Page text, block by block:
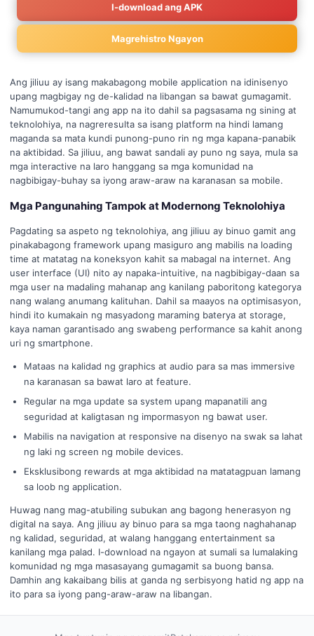
I-download ang APK
Magrehistro Ngayon
Ang jiliuu ay isang makabagong mobile application na idinisenyo
upang magbigay ng de-kalidad na libangan sa bawat gumagamit.
Namumukod-tangi ang app na ito dahil sa pagsasama ng sining at
teknolohiya, na nagreresulta sa isang platform na hindi lamang
maganda sa mata kundi punong-puno rin ng mga kapana-panabik
na aktibidad. Sa jiliuu, ang bawat sandali ay puno ng saya, mula sa
mga interactive na laro hanggang sa mga komunidad na
nagbibigay-buhay sa iyong araw-araw na karanasan sa mobile.
Mga Pangunahing Tampok at Modernong Teknolohiya
Pagdating sa aspeto ng teknolohiya, ang jiliuu ay binuo gamit ang
pinakabagong framework upang masiguro ang mabilis na loading
time at matatag na koneksyon kahit sa mabagal na internet. Ang
user interface (UI) nito ay napaka-intuitive, na nagbibigay-daan sa
mga user na madaling mahanap ang kanilang paboritong kategorya
nang walang anumang kalituhan. Dahil sa maayos na optimisasyon,
hindi ito kumakain ng masyadong maraming baterya at storage,
kaya naman garantisado ang swabeng performance sa kahit anong
uri ng smartphone.
Mataas na kalidad ng graphics at audio para sa mas immersive
na karanasan sa bawat laro at feature.
Regular na mga update sa system upang mapanatili ang
seguridad at kaligtasan ng impormasyon ng bawat user.
Mabilis na navigation at responsive na disenyo na swak sa lahat
ng laki ng screen ng mobile devices.
Eksklusibong rewards at mga aktibidad na matatagpuan lamang
sa loob ng application.
Huwag nang mag-atubiling subukan ang bagong henerasyon ng
digital na saya. Ang jiliuu ay binuo para sa mga taong naghahanap
ng kalidad, seguridad, at walang hanggang entertainment sa
kanilang mga palad. I-download na ngayon at sumali sa lumalaking
komunidad ng mga masasayang gumagamit sa buong bansa.
Damhin ang kakaibang bilis at ganda ng serbisyong hatid ng app na
ito para sa iyong pang-araw-araw na libangan.